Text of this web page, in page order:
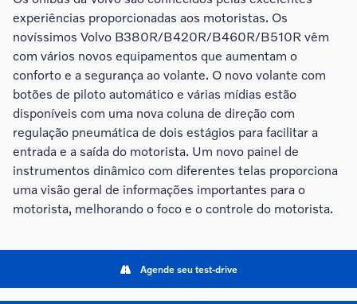
experiências proporcionadas aos motoristas. Os
novíssimos Volvo B380R/B420R/B460R/B510R vêm
com vários novos equipamentos que aumentam o
conforto e a segurança ao volante. O novo volante com
botões de piloto automático e várias mídias estão
disponíveis com uma nova coluna de direção com
regulação pneumática de dois estágios para facilitar a
entrada e a saída do motorista. Um novo painel de
instrumentos dinâmico com diferentes telas proporciona
uma visão geral de informações importantes para o
motorista, melhorando o foco e o controle do motorista.
Agende seu test-drive